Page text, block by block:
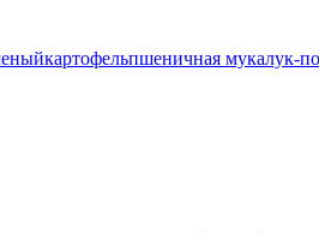
картофельпшеничная мукалук-